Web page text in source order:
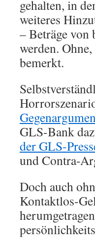
gehalten, in
weiteres
– Beträge von
werden.
bemerkt.
GLS-Bank
der GLS-
und Contra-
Doch auch
Kontaktlos-